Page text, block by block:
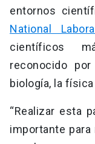
entornos
National
científicos
reconocido
biología, la
“Realizar esta
importante